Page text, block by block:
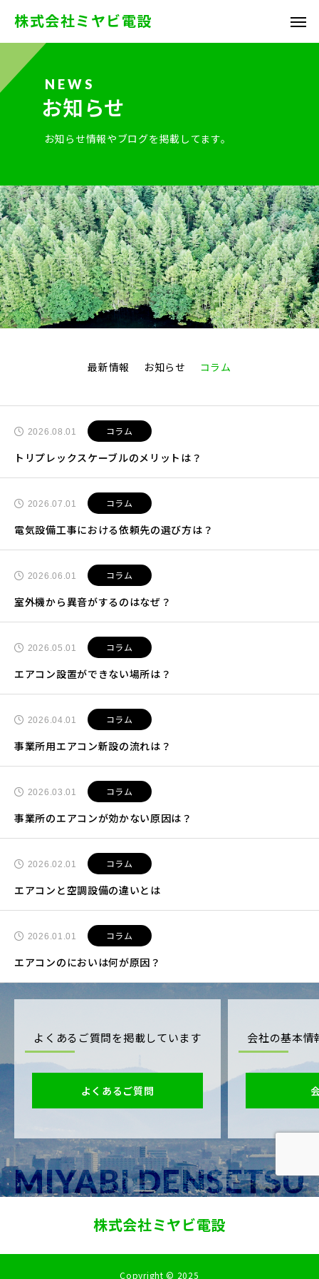
株式会社ミヤビ電設
お知らせ
最新情報 お知らせ コラム
2026.08.01 コラム
トリプレックスケーブルのメリットは？
2026.07.01 コラム
電気設備工事における依頼先の選び方は？
2026.06.01 コラム
室外機から異音がするのはなぜ？
2026.05.01 コラム
エアコン設置ができない場所は？
2026.04.01 コラム
事業所用エアコン新設の流れは？
2026.03.01 コラム
事業所のエアコンが効かない原因は？
2026.02.01 コラム
エアコンと空調設備の違いとは
2026.01.01 コラム
エアコンのにおいは何が原因？
よくあるご質問を掲載しています
よくあるご質問
会社の基本情
株式会社ミヤビ電設
Copyright © 2025